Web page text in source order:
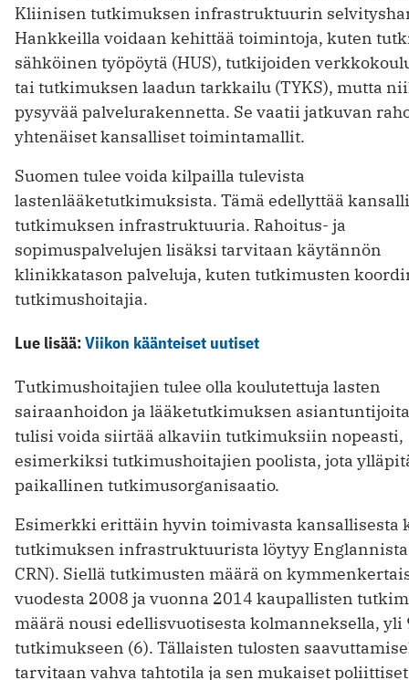
Kliinisen tutkimuksen infrastruktuurin
Hankkeilla voidaan kehittää toimintoja, kuten
sähköinen työpöytä (HUS), tutkijoiden
tai tutkimuksen laadun tarkkailu (TYKS), mutta
pysyvää palvelurakennetta. Se vaatii jatkuvan
yhtenäiset kansalliset toimintamallit.
Suomen tulee voida kilpailla tulevista
lastenlääketutkimuksista. Tämä edellyttää
tutkimuksen infrastruktuuria. Rahoitus- ja
sopimuspalvelujen lisäksi tarvitaan käytännön
klinikkatason palveluja, kuten tutkimusten
tutkimushoitajia.
Lue lisää:Viikon käänteiset uutiset
Tutkimushoitajien tulee olla koulutettuja lasten
sairaanhoidon ja lääketutkimuksen
tulisi voida siirtää alkaviin tutkimuksiin nopeasti,
esimerkiksi tutkimushoitajien poolista, jota
paikallinen tutkimusorganisaatio.
Esimerkki erittäin hyvin toimivasta kansallisesta
tutkimuksen infrastruktuurista löytyy Englannista
CRN). Siellä tutkimusten määrä on
vuodesta 2008 ja vuonna 2014 kaupallisten
määrä nousi edellisvuotisesta kolmanneksella, yli
tutkimukseen (6). Tällaisten tulosten
tarvitaan vahva tahtotila ja sen mukaiset poliittiset